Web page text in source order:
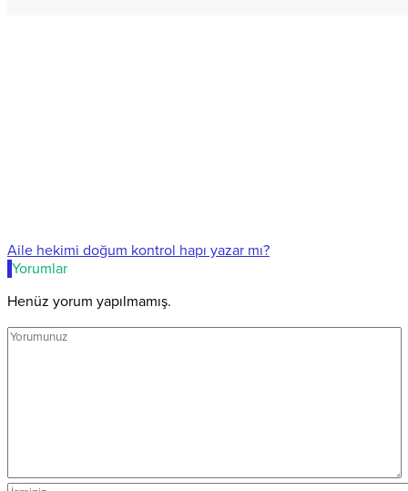
Aile hekimi doğum kontrol hapı yazar mı?
Yorumlar
Henüz yorum yapılmamış.